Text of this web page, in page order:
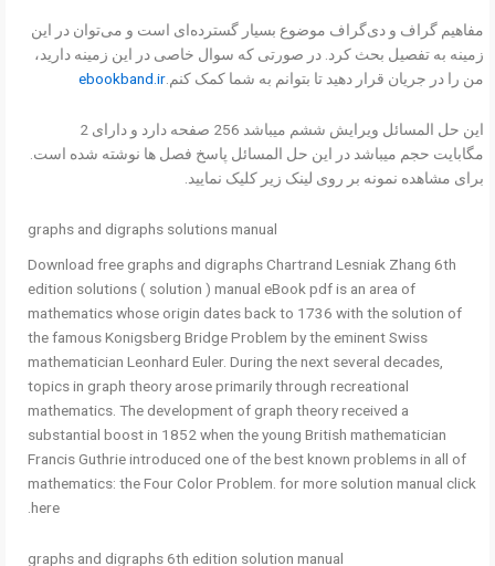
مفاهیم گراف و دی‌گراف موضوع بسیار گسترده‌ای است و می‌توان در این
زمینه به تفصیل بحث کرد. در صورتی که سوال خاصی در این زمینه دارید،
من را در جریان قرار دهید تا بتوانم به شما کمک کنم.ebookband.ir
این حل المسائل ویرایش ششم میباشد 256 صفحه دارد و دارای 2
مگابایت حجم میباشد در این حل المسائل پاسخ فصل ها نوشته شده است.
برای مشاهده نمونه بر روی لینک زیر کلیک نمایید.
graphs and digraphs solutions manual
Download free graphs and digraphs Chartrand Lesniak Zhang 6th
edition solutions ( solution ) manual eBook pdf is an area of
mathematics whose origin dates back to 1736 with the solution of
the famous Konigsberg Bridge Problem by the eminent Swiss
mathematician Leonhard Euler. During the next several decades,
topics in graph theory arose primarily through recreational
mathematics. The development of graph theory received a
substantial boost in 1852 when the young British mathematician
Francis Guthrie introduced one of the best known problems in all of
mathematics: the Four Color Problem. for more solution manual click
here.
graphs and digraphs 6th edition solution manual